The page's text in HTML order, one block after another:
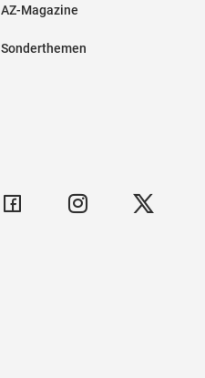
AZ-Magazine
Sonderthemen